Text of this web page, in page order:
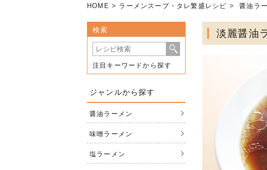
HOME > ラーメンスープ・タレ繁盛レシピ >醤油ラ
淡麗醤油
検索
注目キーワードから探す
ジャンルから探す
醤油ラーメン
味噌ラーメン
塩ラーメン